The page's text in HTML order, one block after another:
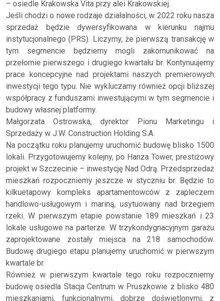
– osiedle Krakowska Vita przy alei Krakowskiej.
Jeśli chodzi o nowe rodzaje działalności, w 2022 roku nasza
sprzedaż będzie dywersyfikowana w kierunku najmu
instytucjonalnego (PRS). Liczymy, że pierwszą transakcję w
tym segmencie będziemy mogli zakomunikować na
przełomie pierwszego i drugiego kwartału br. Kontynuujemy
prace koncepcyjne nad projektami naszych premierowych
inwestycji tego typu. Nie wykluczamy również opcji bliższej
współpracy z funduszami inwestującymi w tym segmencie i
budowy własnej platformy.
Małgorzata Ostrowska, dyrektor Pionu Marketingu i
Sprzedaży w J.W. Construction Holding S.A.
Na początku roku planujemy uruchomić budowę blisko 1500
lokali. Przygotowujemy kolejny, po Hanza Tower, prestiżowy
projekt w Szczecinie – inwestycję Nad Odrą. Przedsprzedaż
mieszkań rozpoczniemy jeszcze w styczniu br. Będzie to
kilkuetapowy kompleks apartamentowców z zapleczem
handlowo-usługowym i mariną, usytuowany nad brzegiem
rzeki. W pierwszym etapie powstanie 189 mieszkań i 23
lokale usługowe na parterze. W trzykondygnacyjnym garażu
zaprojektowane zostały miejsca na 218 samochodów.
Budowę drugiego etapu planujemy uruchomić w pierwszym
kwartale br.
Również w pierwszym kwartale tego roku rozpoczniemy
budowę osiedla Stacja Centrum w Pruszkowie z blisko 480
mieszkaniami, funkcjonalnymi, dobrze doświetlonymi, z